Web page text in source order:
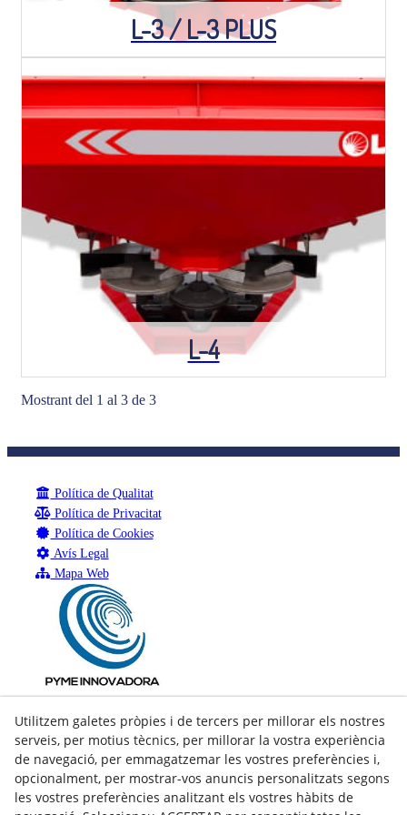
L-3 / L-3 PLUS
L-4
Mostrant del 1 al 3 de 3
Política de Qualitat
Política de Privacitat
Política de Cookies
Avís Legal
Mapa Web
Utilitzem galetes pròpies i de tercers per millorar els nostres
serveis, per motius tècnics, per millorar la vostra experiència
de navegació, per emmagatzemar les vostres preferències i,
opcionalment, per mostrar-vos anuncis personalitzats segons
les vostres preferències analitzant els vostres hàbits de